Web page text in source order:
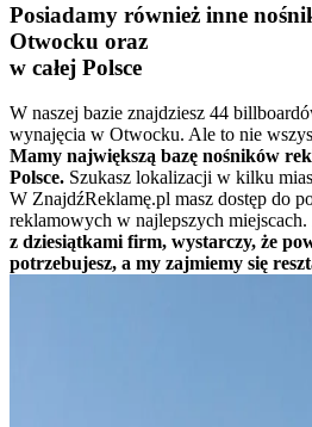
Posiadamy również inne
Otwocku oraz
w całej Polsce
W naszej bazie znajdziesz 44
wynajęcia w Otwocku. Ale to nie
Mamy największą bazę nośników
Polsce. Szukasz lokalizacji w kilku
W ZnajdźReklamę.pl masz dostęp do
reklamowych w najlepszych miejscach.
z dziesiątkami firm, wystarczy, że
potrzebujesz, a my zajmiemy się